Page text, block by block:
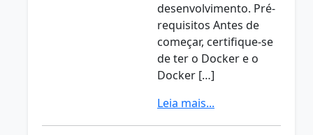
desenvolvimento. Pré-
requisitos Antes de
começar, certifique-se
de ter o Docker e o
Docker […]
Leia mais...